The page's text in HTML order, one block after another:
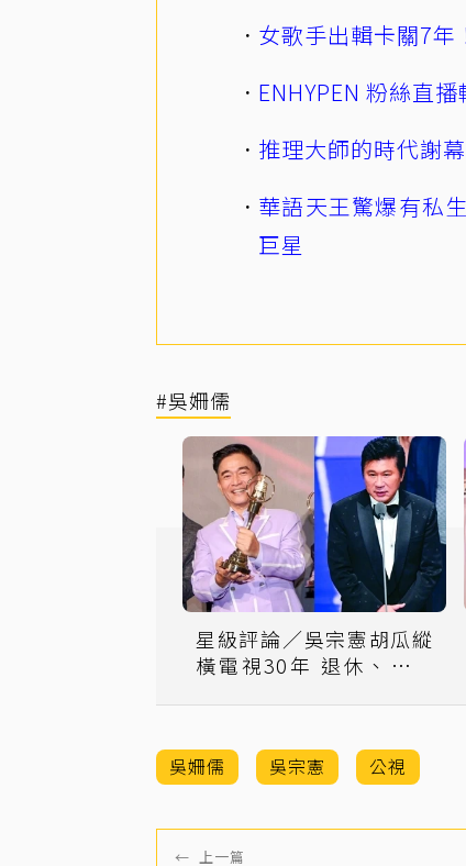
女歌手出輯卡關7年
ENHYPEN 粉絲直
推理大師的時代謝
華語天王驚爆有私
巨星
#吳姍儒
星級評論／吳宗憲胡瓜縱
橫電視30年 退休、交棒
吳姍儒 吳宗憲 公視
← 上一篇